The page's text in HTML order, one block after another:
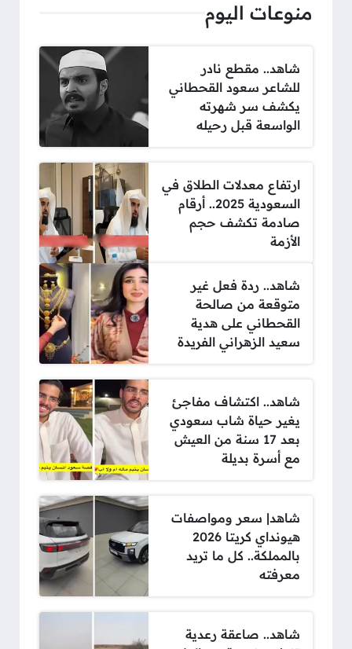
منوعات اليوم
شاهد.. مقطع نادر
للشاعر سعود القحطاني
يكشف سر شهرته
الواسعة قبل رحيله
ارتفاع معدلات الطلاق في
السعودية 2025.. أرقام
صادمة تكشف حجم
الأزمة
شاهد.. ردة فعل غير
متوقعة من صالحة
القحطاني على هدية
سعيد الزهراني الفريدة
شاهد.. اكتشاف مفاجئ
يغير حياة شاب سعودي
بعد 17 سنة من العيش
مع أسرة بديلة
شاهد| سعر ومواصفات
هيونداي كريتا 2026
بالمملكة.. كل ما تريد
معرفته
شاهد.. صاعقة رعدية